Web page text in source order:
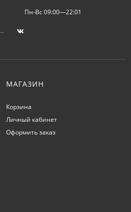
Пн-Вс 09:00—22:01
МАГАЗИН
Корзина
Личный кабинет
Оформить заказ